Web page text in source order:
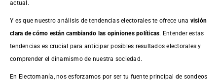
actual.
Y es que nuestro análisis de tendencias electorales te ofrece una visión
clara de cómo están cambiando las opiniones políticas. Entender estas
tendencias es crucial para anticipar posibles resultados electorales y
comprender el dinamismo de nuestra sociedad.
En Electomanía, nos esforzamos por ser tu fuente principal de sondeos